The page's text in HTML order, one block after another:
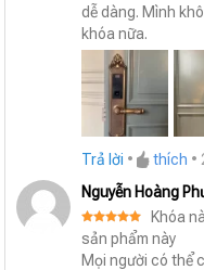
dễ dàng. Mình
khóa nữa.
Trả lời • thích •
Nguyễn Hoàng
Được xếp
hạng55
sao
Khóa
sản phẩm này
Mọi người có thể